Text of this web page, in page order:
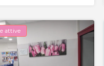
attive